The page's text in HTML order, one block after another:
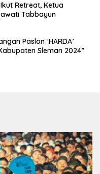
Retreat, Ketua
Tabbayun
Paslon ‘HARDA’
Sleman 2024”